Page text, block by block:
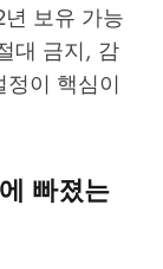
년 보유 가능
대 금지, 감
이 핵심이
빠졌는